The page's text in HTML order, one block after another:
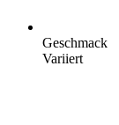
Geschmack
Variiert